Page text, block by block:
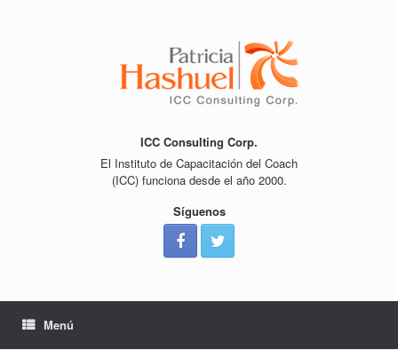
ICC Consulting Corp.
El Instituto de Capacitación del Coach
(ICC) funciona desde el año 2000.
Síguenos
Menú